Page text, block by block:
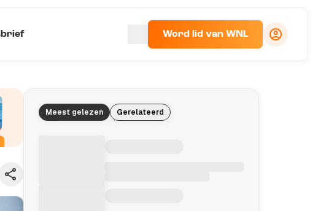
Word lid van WNL
Meest gelezen Gerelateerd